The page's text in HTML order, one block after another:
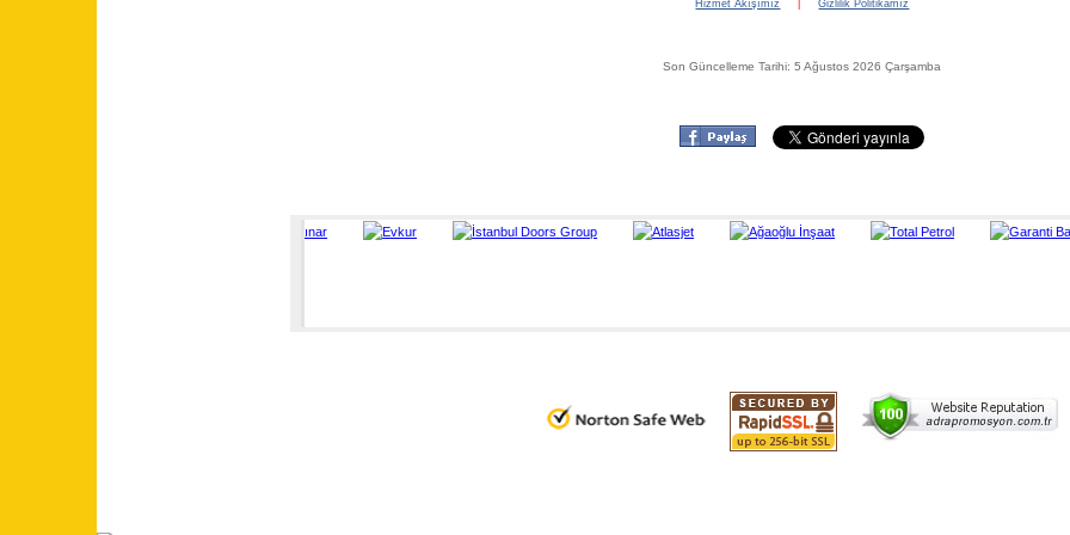
Hizmet Akışımız Gizlilik Politikamız
Son Güncelleme Tarihi: 5 Ağustos 2026 Çarşamba